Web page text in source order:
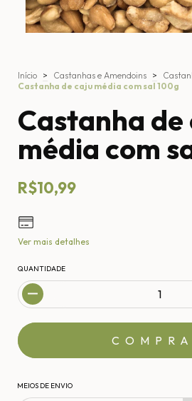
Início > Castanhas e Amendoins >
Castanha de caju média com sal 100g
Castanha de
média com
R$10,99
Ver mais detalhes
QUANTIDADE
MEIOS DE ENVIO